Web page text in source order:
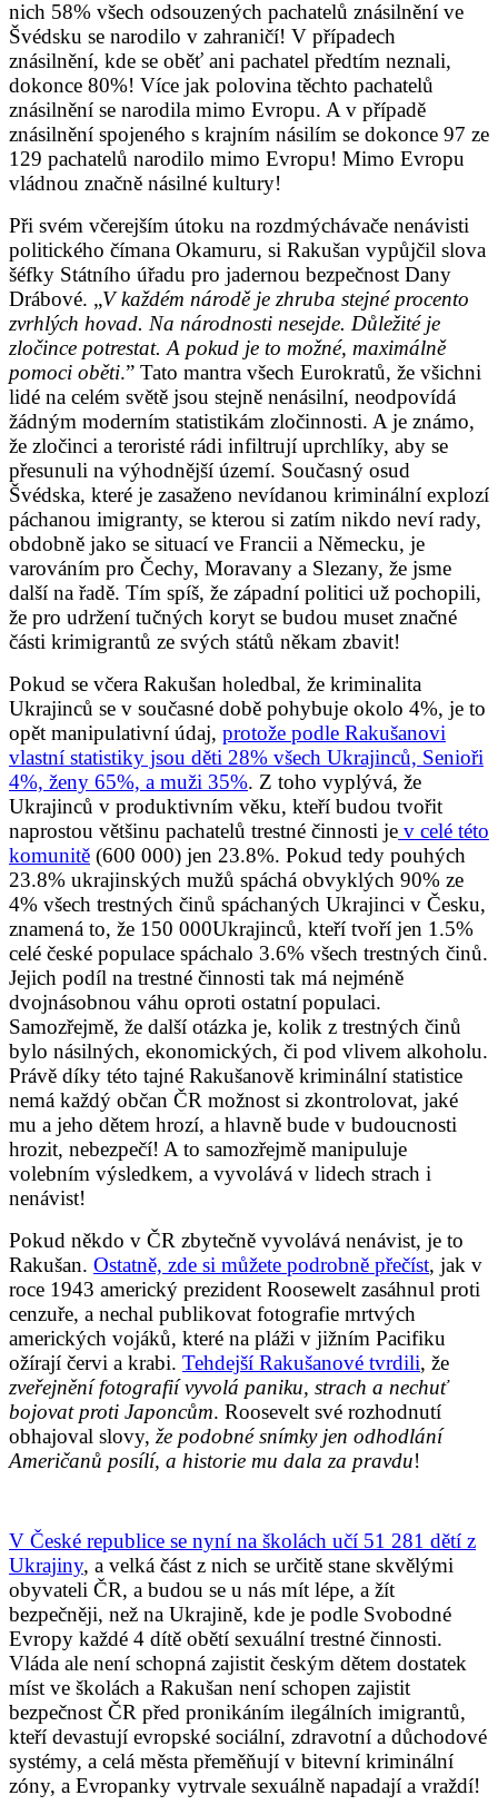
nich 58% všech odsouzených pachatelů znásilnění ve
Švédsku se narodilo v zahraničí! V případech
znásilnění, kde se oběť ani pachatel předtím neznali,
dokonce 80%! Více jak polovina těchto pachatelů
znásilnění se narodila mimo Evropu. A v případě
znásilnění spojeného s krajním násilím se dokonce 97 ze
129 pachatelů narodilo mimo Evropu! Mimo Evropu
vládnou značně násilné kultury!
Při svém včerejším útoku na rozdmýchávače nenávisti
politického čímana Okamuru, si Rakušan vypůjčil slova
šéfky Státního úřadu pro jadernou bezpečnost Dany
Drábové. „V každém národě je zhruba stejné procento
zvrhlých hovad. Na národnosti nesejde. Důležité je
zločince potrestat. A pokud je to možné, maximálně
pomoci oběti.” Tato mantra všech Eurokratů, že všichni
lidé na celém světě jsou stejně nenásilní, neodpovídá
žádným moderním statistikám zločinnosti. A je známo,
že zločinci a teroristé rádi infiltrují uprchlíky, aby se
přesunuli na výhodnější území. Současný osud
Švédska, které je zasaženo nevídanou kriminální explozí
páchanou imigranty, se kterou si zatím nikdo neví rady,
obdobně jako se situací ve Francii a Německu, je
varováním pro Čechy, Moravany a Slezany, že jsme
další na řadě. Tím spíš, že západní politici už pochopili,
že pro udržení tučných koryt se budou muset značné
části krimigrantů ze svých států někam zbavit!
Pokud se včera Rakušan holedbal, že kriminalita
Ukrajinců se v současné době pohybuje okolo 4%, je to
opět manipulativní údaj, protože podle Rakušanovi
vlastní statistiky jsou děti 28% všech Ukrajinců, Senioři
4%, ženy 65%, a muži 35%. Z toho vyplývá, že
Ukrajinců v produktivním věku, kteří budou tvořit
naprostou většinu pachatelů trestné činnosti je v celé této
komunitě (600 000) jen 23.8%. Pokud tedy pouhých
23.8% ukrajinských mužů spáchá obvyklých 90% ze
4% všech trestných činů spáchaných Ukrajinci v Česku,
znamená to, že 150 000Ukrajinců, kteří tvoří jen 1.5%
celé české populace spáchalo 3.6% všech trestných činů.
Jejich podíl na trestné činnosti tak má nejméně
dvojnásobnou váhu oproti ostatní populaci.
Samozřejmě, že další otázka je, kolik z trestných činů
bylo násilných, ekonomických, či pod vlivem alkoholu.
Právě díky této tajné Rakušanově kriminální statistice
nemá každý občan ČR možnost si zkontrolovat, jaké
mu a jeho dětem hrozí, a hlavně bude v budoucnosti
hrozit, nebezpečí! A to samozřejmě manipuluje
volebním výsledkem, a vyvolává v lidech strach i
nenávist!
Pokud někdo v ČR zbytečně vyvolává nenávist, je to
Rakušan. Ostatně, zde si můžete podrobně přečíst, jak v
roce 1943 americký prezident Roosewelt zasáhnul proti
cenzuře, a nechal publikovat fotografie mrtvých
amerických vojáků, které na pláži v jižním Pacifiku
ožírají červi a krabi. Tehdejší Rakušanové tvrdili, že
zveřejnění fotografií vyvolá paniku, strach a nechuť
bojovat proti Japoncům. Roosevelt své rozhodnutí
obhajoval slovy, že podobné snímky jen odhodlání
Američanů posílí, a historie mu dala za pravdu!
V České republice se nyní na školách učí 51 281 dětí z
Ukrajiny, a velká část z nich se určitě stane skvělými
obyvateli ČR, a budou se u nás mít lépe, a žít
bezpečněji, než na Ukrajině, kde je podle Svobodné
Evropy každé 4 dítě obětí sexuální trestné činnosti.
Vláda ale není schopná zajistit českým dětem dostatek
míst ve školách a Rakušan není schopen zajistit
bezpečnost ČR před pronikáním ilegálních imigrantů,
kteří devastují evropské sociální, zdravotní a důchodové
systémy, a celá města přeměňují v bitevní kriminální
zóny, a Evropanky vytrvale sexuálně napadají a vraždí!